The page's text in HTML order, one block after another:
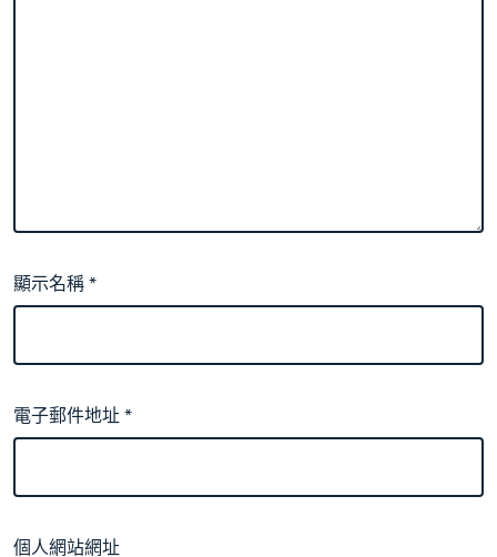
顯示名稱*
電子郵件地址*
個人網站網址